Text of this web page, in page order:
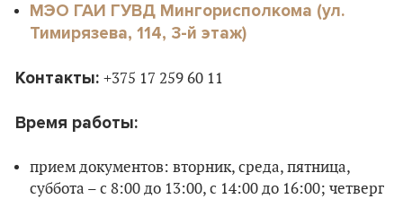
МЭО ГАИ ГУВД Мингорисполкома (ул.
Тимирязева, 114, 3-й этаж)
Контакты: +375 17 259 60 11
Время работы:
прием документов: вторник, среда, пятница,
суббота – с 8:00 до 13:00, с 14:00 до 16:00; четверг